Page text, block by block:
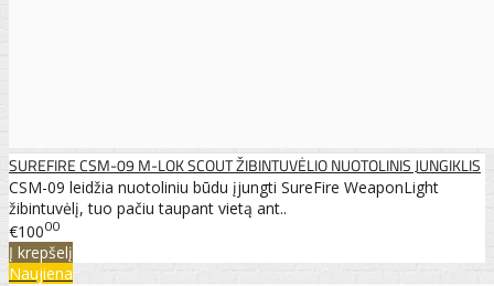
SUREFIRE CSM-09 M-LOK SCOUT ŽIBINTUVĖLIO NUOTOLINIS JUNGIKLIS
CSM-09 leidžia nuotoliniu būdu įjungti SureFire WeaponLight
žibintuvėlį, tuo pačiu taupant vietą ant..
€10000
Į krepšelį
Naujiena